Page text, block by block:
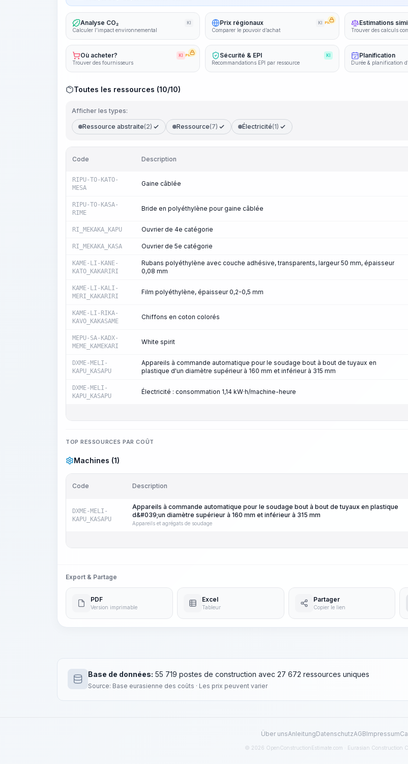
Analyse CO₂ KI
Calculer l’impact environnemental
Prix régionaux KI PRO
Comparer le pouvoir d’achat
Estimations
Trouver des calculs
Où acheter? KI PRO
Trouver des fournisseurs
Sécurité & EPI KI
Recommandations EPI par ressource
Planification
Durée & planification
Toutes les ressources (10/10)
Afficher les types:
Ressource abstraite(2) Ressource(7) Électricité(1)
Code Description
RIPU-TO-KATO-
MESA
Gaine câblée
RIPU-TO-KASA-
RIME
Bride en polyéthylène pour gaine câblée
RI_MEKAKA_KAPU Ouvrier de 4e catégorie
RI_MEKAKA_KASA Ouvrier de 5e catégorie
KAME-LI-KANE-
KATO_KAKARIRI
Rubans polyéthylène avec couche adhésive, transparents, largeur 50 mm, épaisseur
0,08 mm
KAME-LI-KALI-
MERI_KAKARIRI
Film polyéthylène, épaisseur 0,2-0,5 mm
KAME-LI-RIKA-
KAVO_KAKASAME
Chiffons en coton colorés
MEPU-SA-KADX-
MEME_KAMEKARI
White spirit
DXME-MELI-
KAPU_KASAPU
Appareils à commande automatique pour le soudage bout à bout de tuyaux en
plastique d'un diamètre supérieur à 160 mm et inférieur à 315 mm
DXME-MELI-
KAPU_KASAPU
Électricité : consommation 1,14 kW·h/machine-heure
TOP RESSOURCES PAR COÛT
Machines (1)
Code Description
DXME-MELI-
KAPU_KASAPU
Appareils à commande automatique pour le soudage bout à bout de tuyaux en plastique
d&#039;un diamètre supérieur à 160 mm et inférieur à 315 mm
Appareils et agrégats de soudage
Export & Partage
PDF
Version imprimable
Excel
Tableur
Partager
Copier le lien
Base de données: 55 719 postes de construction avec 27 672 ressources uniques
Source: Base eurasienne des coûts · Les prix peuvent varier
Über unsAnleitungDatenschutzAGBImpressum
© 2026 OpenConstructionEstimate.com · Eurasian Construction